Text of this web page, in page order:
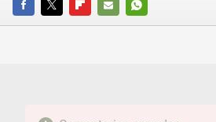
FACEBOOKTWITTERFLIPBOARD
E-
WHATSAPP